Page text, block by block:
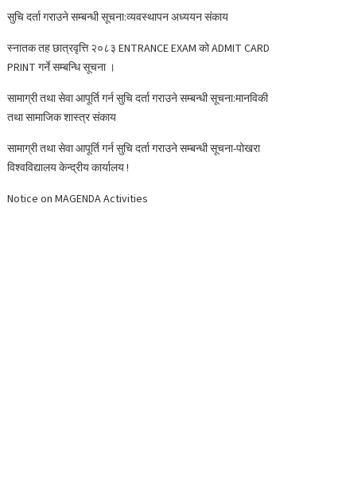
सुचि दर्ता गराउने सम्बन्धी सूचना:व्यवस्थापन अध्ययन संकाय
स्नातक तह छात्रवृत्ति २०८३ ENTRANCE EXAM को ADMIT CARD
PRINT गर्ने सम्बन्धि सूचना ।
सामाग्री तथा सेवा आपूर्ति गर्न सुचि दर्ता गराउने सम्बन्धी सूचना:मानविकी
तथा सामाजिक शास्त्र संकाय
सामाग्री तथा सेवा आपूर्ति गर्न सुचि दर्ता गराउने सम्बन्धी सूचना-पोखरा
विश्वविद्यालय केन्द्रीय कार्यालय !
Notice on MAGENDA Activities